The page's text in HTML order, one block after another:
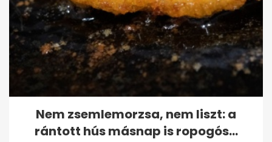
Nem zsemlemorzsa, nem liszt: a
rántott hús másnap is ropogós...